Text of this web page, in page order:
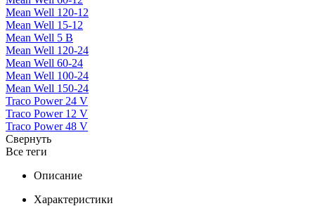
Mean Well 120-12
Mean Well 15-12
Mean Well 5 В
Mean Well 120-24
Mean Well 60-24
Mean Well 100-24
Mean Well 150-24
Traco Power 24 V
Traco Power 12 V
Traco Power 48 V
Свернуть
Все теги
Описание
Характеристики